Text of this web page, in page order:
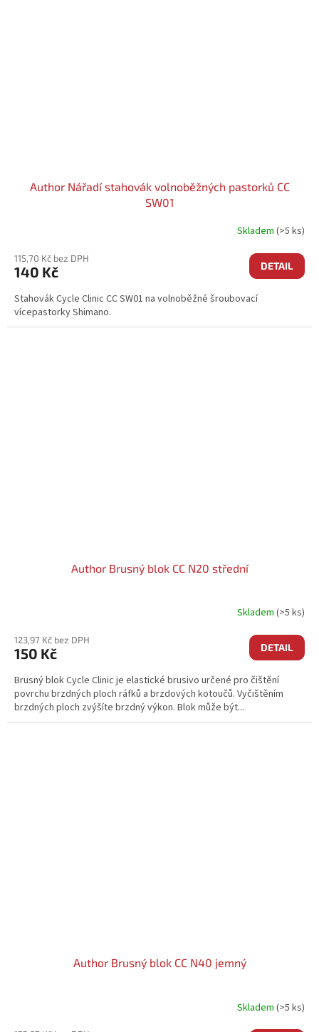
Author Nářadí stahovák volnoběžných pastorků CC
SW01
Skladem (>5 ks)
115,70 Kč bez DPH
140 Kč DETAIL
Stahovák Cycle Clinic CC SW01 na volnoběžné šroubovací
vícepastorky Shimano.
Author Brusný blok CC N20 střední
Skladem (>5 ks)
123,97 Kč bez DPH
150 Kč DETAIL
Brusný blok Cycle Clinic je elastické brusivo určené pro čištění
povrchu brzdných ploch ráfků a brzdových kotoučů. Vyčištěním
brzdných ploch zvýšíte brzdný výkon. Blok může být...
Author Brusný blok CC N40 jemný
Skladem (>5 ks)